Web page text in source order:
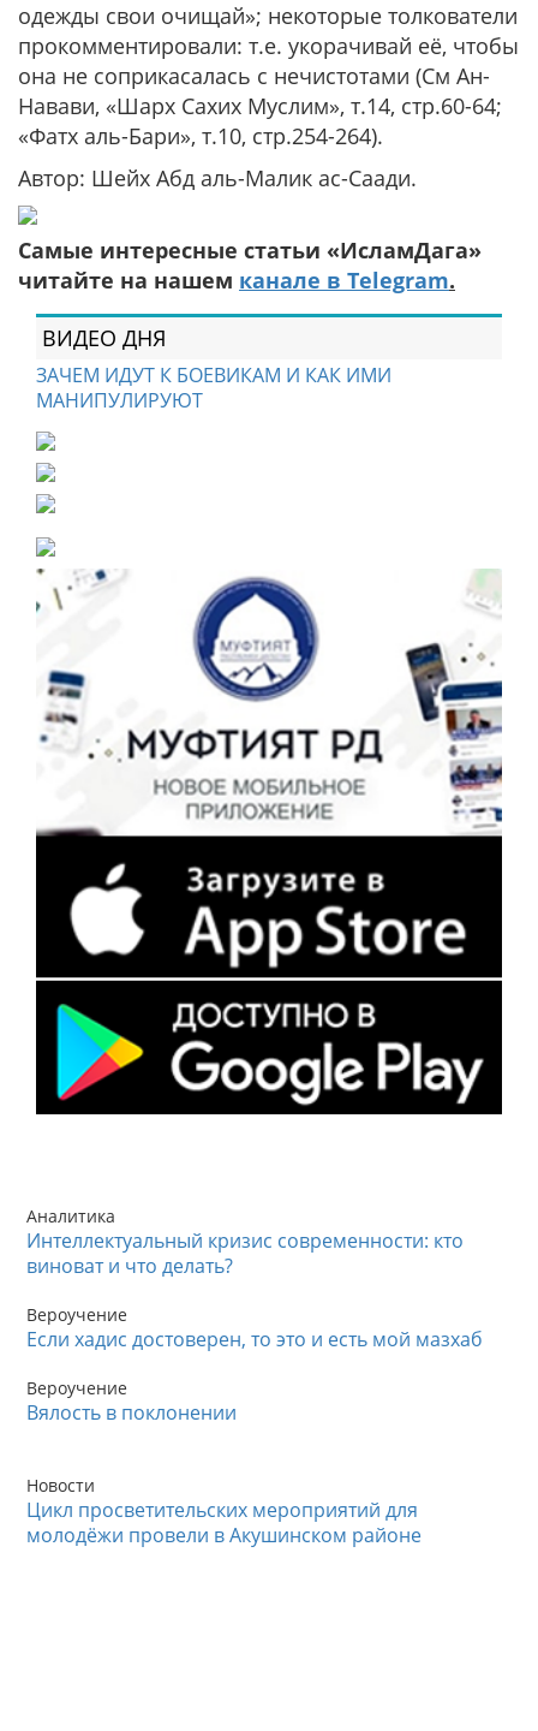
одежды свои очищай»; некоторые толкователи
прокомментировали: т.е. укорачивай её, чтобы
она не соприкасалась с нечистотами (См Ан-
Навави, «Шарх Сахих Муслим», т.14, стр.60-64;
«Фатх аль-Бари», т.10, стр.254-264).
Автор: Шейх Абд аль-Малик ас-Саади.
Самые интересные статьи «ИсламДага»
читайте на нашем канале в Telegram.
ВИДЕО ДНЯ
ЗАЧЕМ ИДУТ К БОЕВИКАМ И КАК ИМИ
МАНИПУЛИРУЮТ
Аналитика
Интеллектуальный кризис современности: кто
виноват и что делать?
Вероучение
Если хадис достоверен, то это и есть мой мазхаб
Вероучение
Вялость в поклонении
Новости
Цикл просветительских мероприятий для
молодёжи провели в Акушинском районе